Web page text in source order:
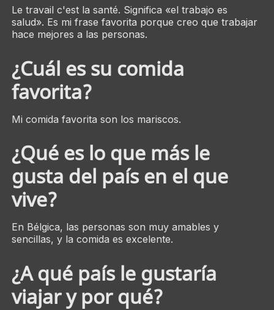
Le travail c'est la santé. Significa «el trabajo es
salud». Es mi frase favorita porque creo que trabajar
hace mejores a las personas.
¿Cuál es su comida
favorita?
Mi comida favorita son los mariscos.
¿Qué es lo que más le
gusta del país en el que
vive?
En Bélgica, las personas son muy amables y
sencillas, y la comida es excelente.
¿A qué país le gustaría
viajar y por qué?